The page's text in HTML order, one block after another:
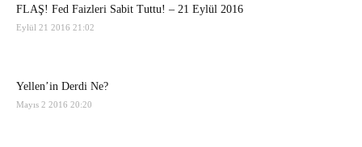
FLAŞ! Fed Faizleri Sabit Tuttu! – 21 Eylül 2016
Eylül 21 2016 21:02
Yellen’in Derdi Ne?
Mayıs 2 2016 20:20